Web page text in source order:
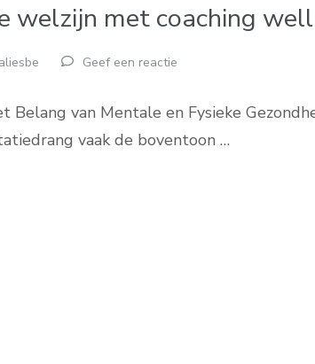
welzijn met coaching
Geef een reactie
Belang van Mentale en Fysieke
vaak de boventoon …